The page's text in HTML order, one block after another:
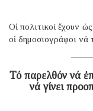
Οἱ πολιτικοί ἔχουν
οἱ δημοσιογράφοι νά
Τό παρελθόν νά
νά γίνει